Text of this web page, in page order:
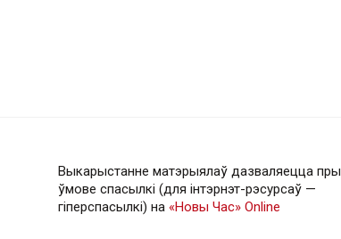
Выкарыстанне матэрыялаў дазваляецца пры
ўмове спасылкі (для інтэрнэт-рэсурсаў —
гiперспасылкi) на «Новы Час» Online